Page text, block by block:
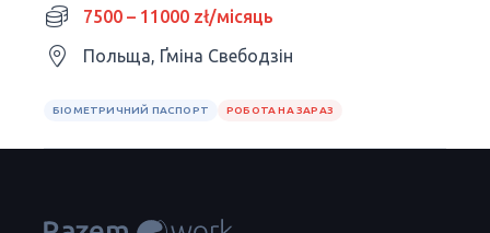
7500 – 11000 zł/місяць
Польща, Ґміна Свебодзін
БІОМЕТРИЧНИЙ ПАСПОРТ РОБОТА НА ЗАРАЗ